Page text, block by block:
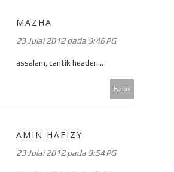
MAZHA
23 Julai 2012 pada 9:46 PG
assalam, cantik header....
Balas
AMIN HAFIZY
23 Julai 2012 pada 9:54 PG